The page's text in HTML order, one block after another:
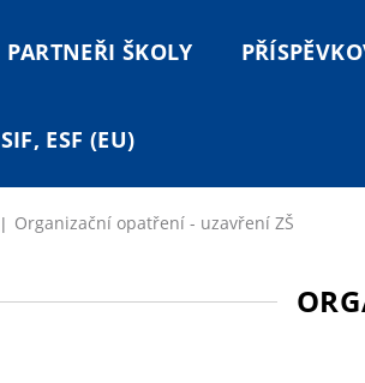
ŠKOLY
ESF (EU)
| Organizační opatření - uzavření ZŠ